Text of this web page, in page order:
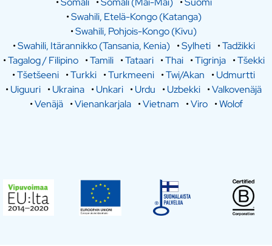
•Swahili, Etelä-Kongo (Katanga)
•Swahili, Pohjois-Kongo (Kivu)
•Swahili, Itärannikko (Tansania, Kenia) •Sylheti •Tadžikki
•Tagalog / Filipino •Tamili •Tataari •Thai •Tigrinja •Tšekki
•Tšetšeeni •Turkki •Turkmeeni •Twi/Akan •Udmurtti
•Uiguuri •Ukraina •Unkari •Urdu •Uzbekki •Valkovenäjä
•Venäjä •Vienankarjala •Vietnam •Viro •Wolof